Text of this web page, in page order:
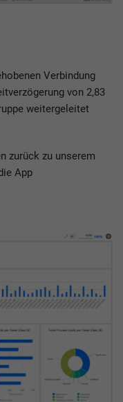
Verbindung
von 2,83
weitergeleitet
zurück zu unserem
App